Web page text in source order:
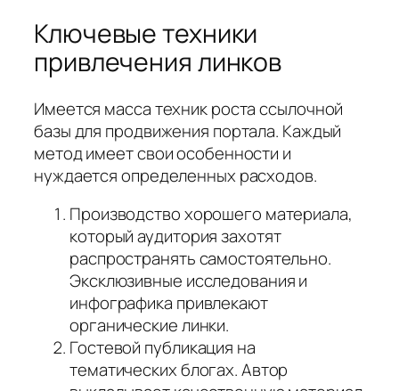
Ключевые техники
привлечения линков
Имеется масса техник роста ссылочной
базы для продвижения портала. Каждый
метод имеет свои особенности и
нуждается определенных расходов.
Производство хорошего материала,
который аудитория захотят
распространять самостоятельно.
Эксклюзивные исследования и
инфографика привлекают
органические линки.
Гостевой публикация на
тематических блогах. Автор